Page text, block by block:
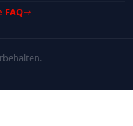
FAQ